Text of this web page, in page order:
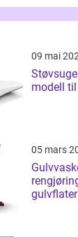
09 mai
Støvsuger slik finner du
modell
05 mars
gulvflater